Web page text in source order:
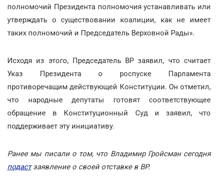
полномочий Президента полномочия устанавливать или
утверждать о существовании коалиции, как не имеет
таких полномочий и Председатель Верховной Рады».
Исходя из этого, Председатель ВР заявил, что считает
Указ Президента о роспуске Парламента
противоречащим действующей Конституции. Он отметил,
что народные депутаты готовят соответствующее
обращение в Конституционный Суд и заявил, что
поддерживает эту инициативу.
Ранее мы писали о том, что Владимир Гройсман сегодня
подастзаявление о своей отставке в ВР.